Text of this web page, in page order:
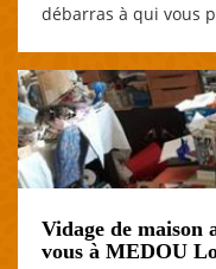
débarras à qui vous
Vidage de maison
vous à MEDOU